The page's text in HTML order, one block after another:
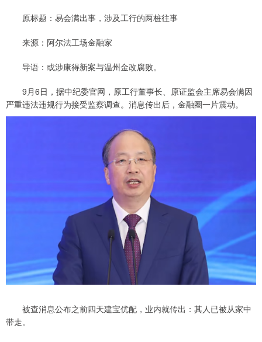
原标题：易会满出事，涉及工行的两桩往事
来源：阿尔法工场金融家
导语：或涉康得新案与温州金改腐败。
9月6日，据中纪委官网，原工行董事长、原证监会主席易会满因
严重违法违规行为接受监察调查。消息传出后，金融圈一片震动。
被查消息公布之前四天建宝优配，业内就传出：其人已被从家中
带走。